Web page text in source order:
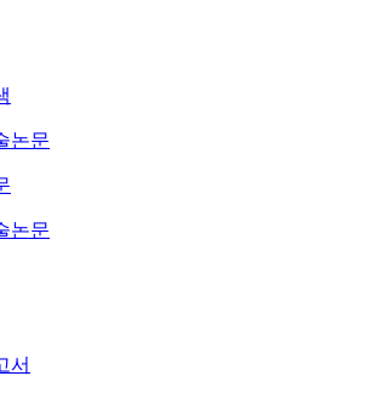
논문
논문
서